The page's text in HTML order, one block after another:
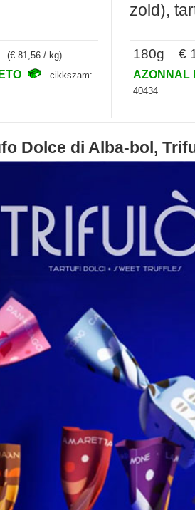
(€ 81,56 / kg)
cikkszam:
zold),
180g €
AZONNAL
40434
Dolce di Alba-bol,